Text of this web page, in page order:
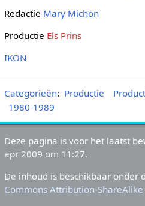
Redactie Mary Michon
Productie Els Prins
IKON
Categorieën: Productie
1980-1989
Deze pagina is voor het laatst
apr 2009 om 11:27.
De inhoud is beschikbaar onder
Commons Attribution-ShareAlike